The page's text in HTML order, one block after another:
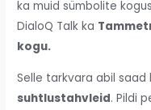
ka muid sümbolite
DialoQ Talk ka
kogu.
Selle tarkvara abil saad
suhtlustahvleid. Pildi